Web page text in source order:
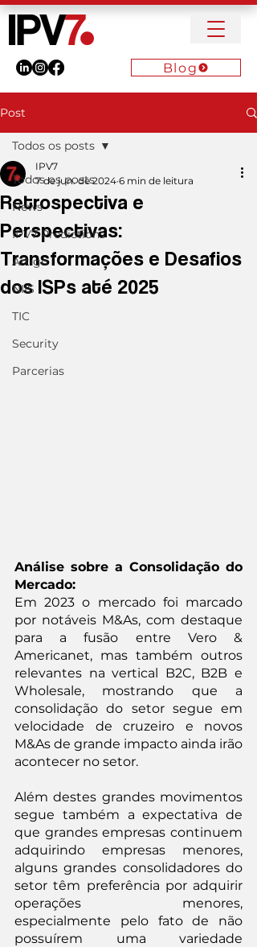
Blog
Post
Todos os posts
News
IPV7 Predictions
Artigo
NIIS
TIC
Security
Parcerias
Todos os posts
Retrospectiva e
Perspectivas:
Transformações e Desafios
dos ISPs até 2025
IPV7
7 de jun. de 2024 6 min de leitura
Análise sobre a Consolidação do
Mercado:
Em 2023 o mercado foi marcado
por notáveis M&As, com destaque
para a fusão entre Vero &
Americanet, mas também outros
relevantes na vertical B2C, B2B e
Wholesale, mostrando que a
consolidação do setor segue em
velocidade de cruzeiro e novos
M&As de grande impacto ainda irão
acontecer no setor.
Além destes grandes movimentos
segue também a expectativa de
que grandes empresas continuem
adquirindo empresas menores,
alguns grandes consolidadores do
setor têm preferência por adquirir
operações menores,
especialmente pelo fato de não
possuírem uma variedade